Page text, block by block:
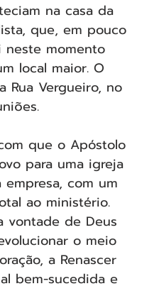
na casa da
que, em pouco
neste momento
local maior. O
Rua Vergueiro, no
que o Apóstolo
para uma igreja
empresa, com um
ao ministério.
vontade de Deus
o meio
a Renascer
bem-sucedida e